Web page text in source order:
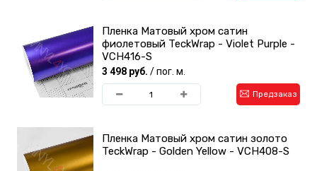
Пленка Матовый хром сатин
фиолетовый TeckWrap - Violet Purple -
VCH416-S
3 498 руб. / пог. м.
Предзаказ
Пленка Матовый хром сатин золото
TeckWrap - Golden Yellow - VCH408-S